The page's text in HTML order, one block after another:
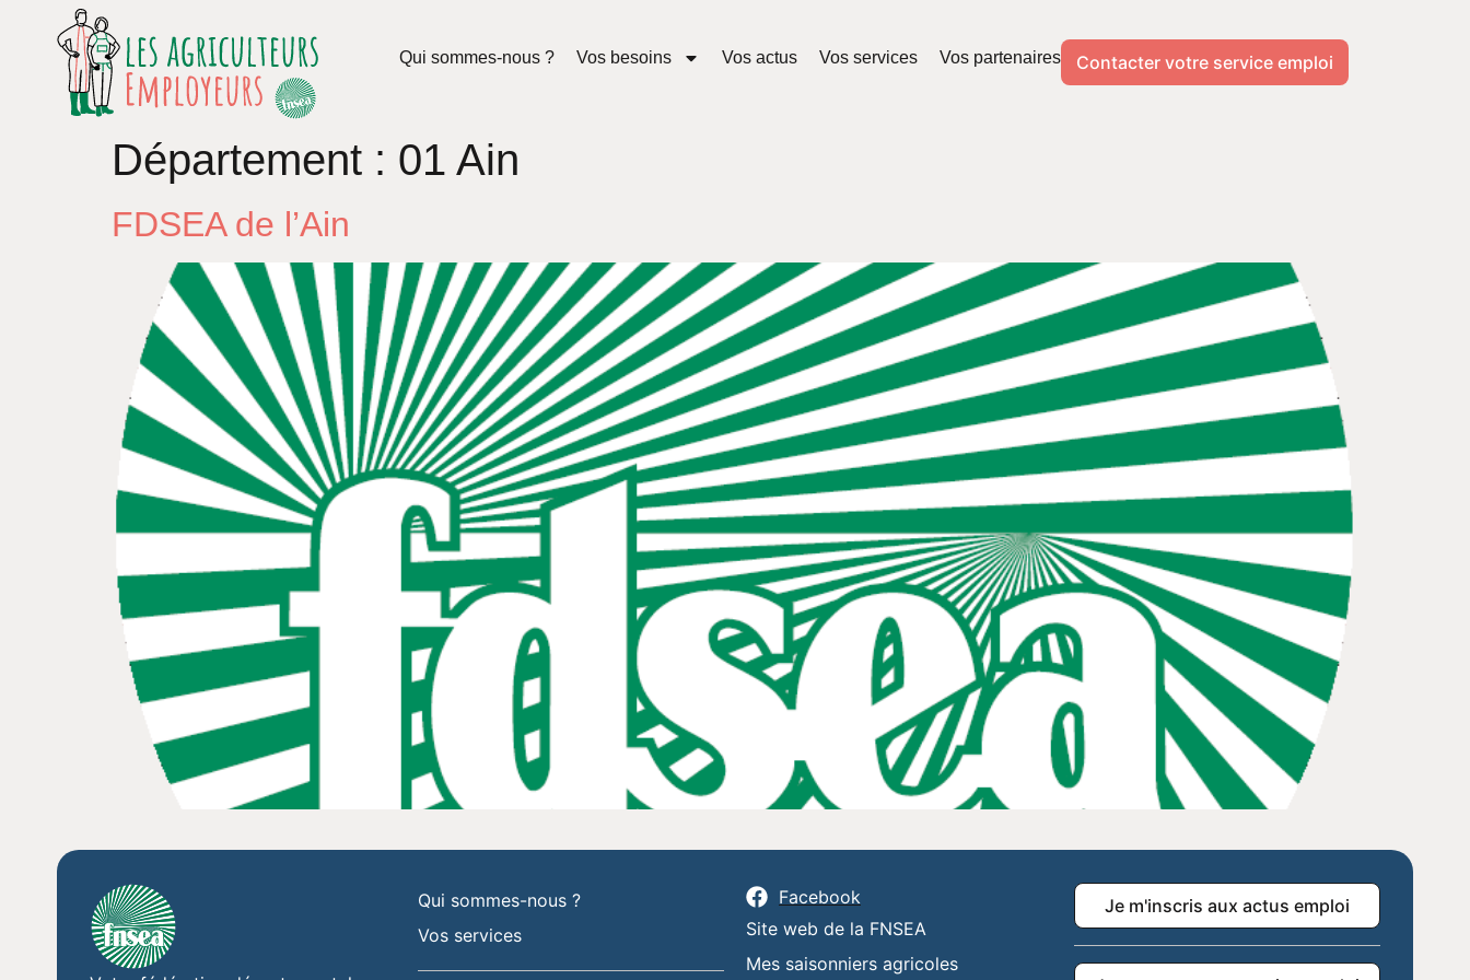
Qui sommes-nous ? Vos besoins Vos actus Vos services Vos partenaires Contacter votre service emploi
Département : 01 Ain
FDSEA de l’Ain
Qui sommes-nous ?
Vos services
Facebook
Site web de la FNSEA
Mes saisonniers agricoles
Je m'inscris aux actus emploi